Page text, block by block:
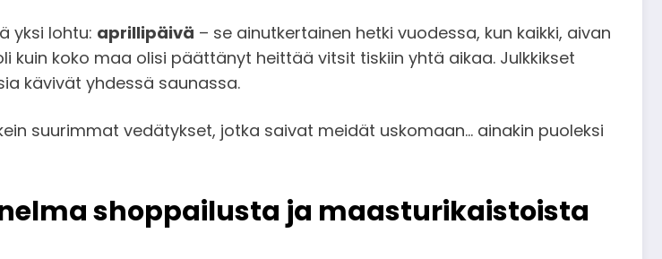
yksi lohtu: aprillipäivä – se ainutkertainen hetki vuodessa, kun kaikki, aivan
kuin koko maa olisi päättänyt heittää vitsit tiskiin yhtä aikaa. Julkkikset
kävivät yhdessä saunassa.
suurimmat vedätykset, jotka saivat meidät uskomaan… ainakin puoleksi
shoppailusta ja maasturikaistoista